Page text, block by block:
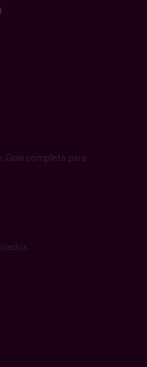
Guía completa para